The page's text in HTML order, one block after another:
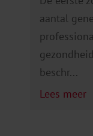
aantal
beschr...
Lees meer